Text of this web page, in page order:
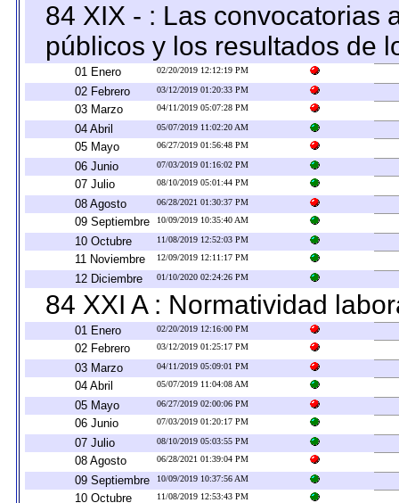
84 XIX - : Las convocatorias
públicos y los resultados de
01 Enero 02/20/2019 12:12:19 PM
02 Febrero 03/12/2019 01:20:33 PM
03 Marzo 04/11/2019 05:07:28 PM
04 Abril 05/07/2019 11:02:20 AM
05 Mayo 06/27/2019 01:56:48 PM
06 Junio 07/03/2019 01:16:02 PM
07 Julio 08/10/2019 05:01:44 PM
08 Agosto 06/28/2021 01:30:37 PM
09 Septiembre 10/09/2019 10:35:40 AM
10 Octubre 11/08/2019 12:52:03 PM
11 Noviembre 12/09/2019 12:11:17 PM
12 Diciembre 01/10/2020 02:24:26 PM
84 XXI A : Normatividad
01 Enero 02/20/2019 12:16:00 PM
02 Febrero 03/12/2019 01:25:17 PM
03 Marzo 04/11/2019 05:09:01 PM
04 Abril 05/07/2019 11:04:08 AM
05 Mayo 06/27/2019 02:00:06 PM
06 Junio 07/03/2019 01:20:17 PM
07 Julio 08/10/2019 05:03:55 PM
08 Agosto 06/28/2021 01:39:04 PM
09 Septiembre 10/09/2019 10:37:56 AM
10 Octubre 11/08/2019 12:53:43 PM